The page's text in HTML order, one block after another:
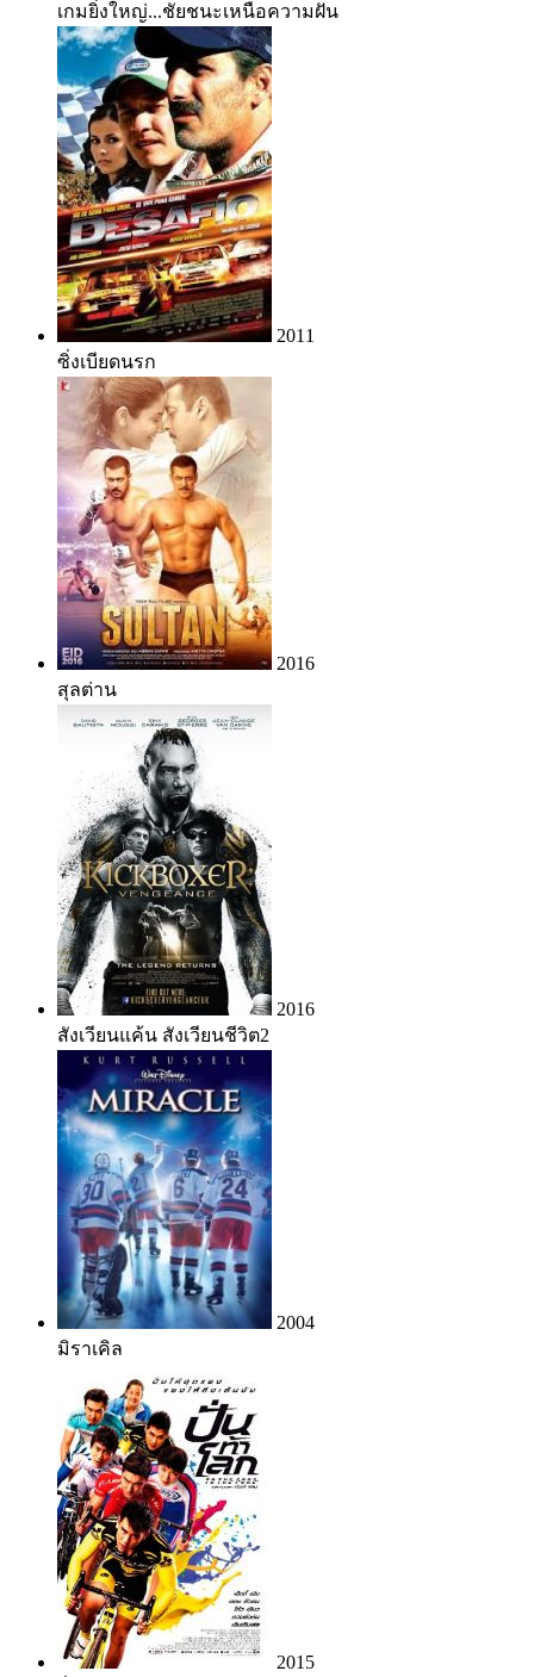
เกมยิ่งใหญ่...ชัยชนะเหนือความฝัน
2011
ซิ่งเบียดนรก
2016
สุลต่าน
2016
สังเวียนแค้น สังเวียนชีวิต2
2004
มิราเคิล
2015